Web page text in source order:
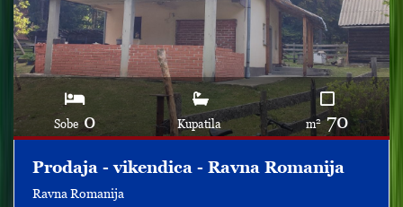
Sobe 0 Kupatila m2 70
Prodaja - vikendica - Ravna Romanija
Ravna Romanija